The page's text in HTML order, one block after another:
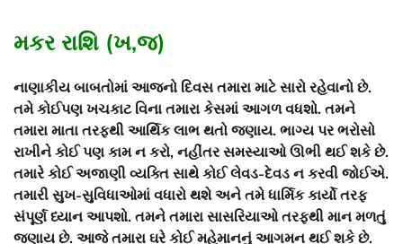
મકર રાશિ (ખ,જ)
નાણાકીય બાબતોમાં આજનો દિવસ તમારા માટે સારો રહેવાનો છે.
તમે કોઈપણ ખચકાટ વિના તમારા કેસમાં આગળ વધશો. તમને
તમારા માતા તરફથી આર્થિક લાભ થતો જણાય. ભાગ્ય પર ભરોસો
રાખીને કોઈ પણ કામ ન કરો, નહીંતર સમસ્યાઓ ઊભી થઈ શકે છે.
તમારે કોઈ અજાણી વ્યક્તિ સાથે કોઈ લેવડ-દેવડ ન કરવી જોઈએ.
તમારી સુખ-સુવિધાઓમાં વધારો થશે અને તમે ધાર્મિક કાર્યો તરફ
સંપૂર્ણ ધ્યાન આપશો. તમને તમારા સાસરિયાઓ તરફથી માન મળતું
જણાય છે. આજે તમારા ઘરે કોઈ મહેમાનનું આગમન થઈ શકે છે.